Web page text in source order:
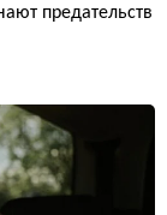
предательств